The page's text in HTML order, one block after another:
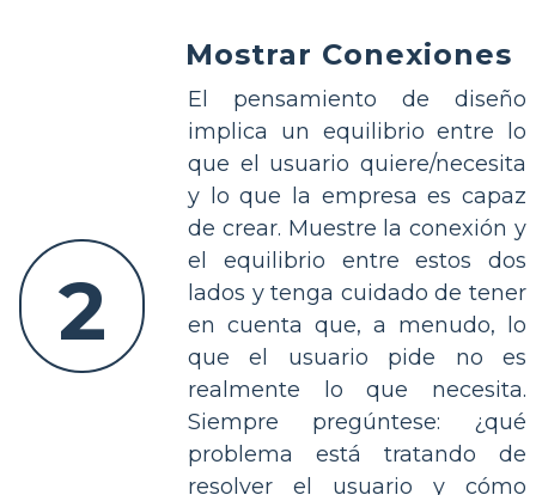
2
Mostrar Conexiones
El pensamiento de diseño
implica un equilibrio entre lo
que el usuario quiere/necesita
y lo que la empresa es capaz
de crear. Muestre la conexión y
el equilibrio entre estos dos
lados y tenga cuidado de tener
en cuenta que, a menudo, lo
que el usuario pide no es
realmente lo que necesita.
Siempre pregúntese: ¿qué
problema está tratando de
resolver el usuario y cómo